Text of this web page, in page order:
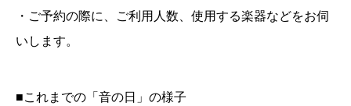
・ご予約の際に、ご利用人数、使用する楽器などをお伺
いします。
■これまでの「音の日」の様子